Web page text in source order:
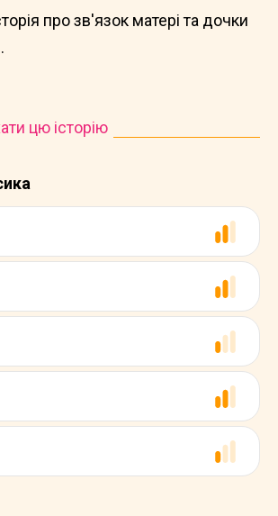
про зв'язок матері та дочки
цю історію